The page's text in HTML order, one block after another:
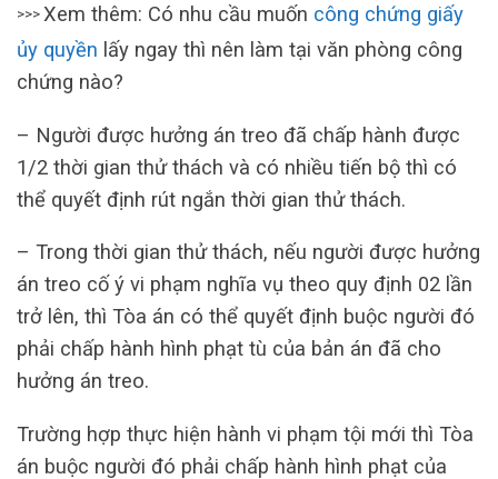
>>> Xem thêm: Có nhu cầu muốn công chứng giấy
ủy quyền lấy ngay thì nên làm tại văn phòng công
chứng nào?
– Người được hưởng án treo đã chấp hành được
1/2 thời gian thử thách và có nhiều tiến bộ thì có
thể quyết định rút ngắn thời gian thử thách.
– Trong thời gian thử thách, nếu người được hưởng
án treo cố ý vi phạm nghĩa vụ theo quy định 02 lần
trở lên, thì Tòa án có thể quyết định buộc người đó
phải chấp hành hình phạt tù của bản án đã cho
hưởng án treo.
Trường hợp thực hiện hành vi phạm tội mới thì Tòa
án buộc người đó phải chấp hành hình phạt của